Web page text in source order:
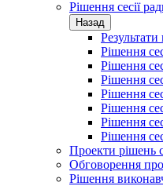
Рішення сесії
Назад
Рішення
Рішення
Рішення
Рішення
Рішення
Рішення
Рішення
Проекти рішень
Обговорення
Рішення